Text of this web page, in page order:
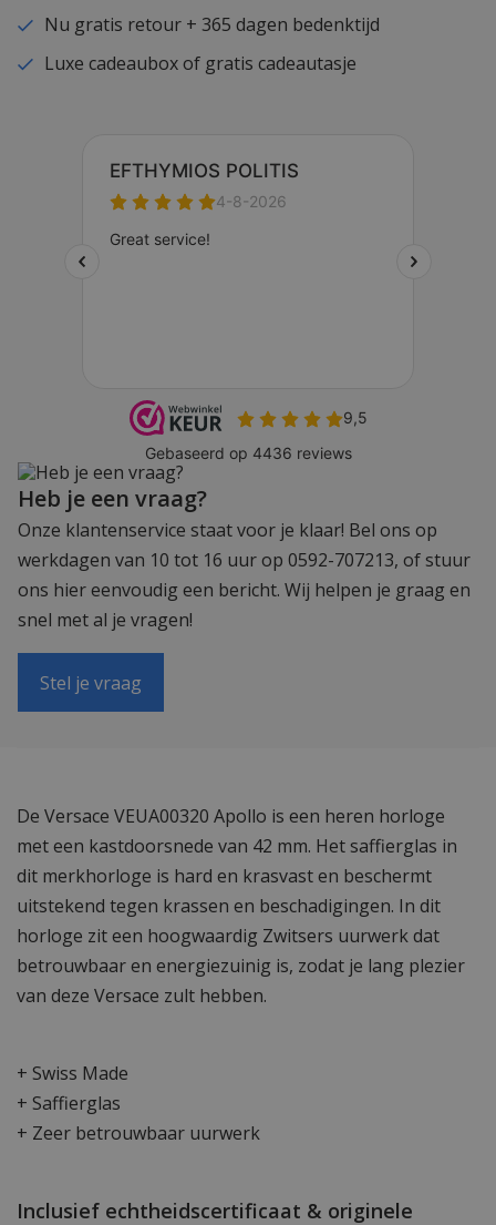
Nu gratis retour + 365 dagen bedenktijd
Luxe cadeaubox of gratis cadeautasje
Heb je een vraag?
Onze klantenservice staat voor je klaar! Bel ons op
werkdagen van 10 tot 16 uur op 0592-707213, of stuur
ons hier eenvoudig een bericht. Wij helpen je graag en
snel met al je vragen!
Stel je vraag
De Versace VEUA00320 Apollo is een heren horloge
met een kastdoorsnede van 42 mm. Het saffierglas in
dit merkhorloge is hard en krasvast en beschermt
uitstekend tegen krassen en beschadigingen. In dit
horloge zit een hoogwaardig Zwitsers uurwerk dat
betrouwbaar en energiezuinig is, zodat je lang plezier
van deze Versace zult hebben.
+ Swiss Made
+ Saffierglas
+ Zeer betrouwbaar uurwerk
Inclusief echtheidscertificaat & originele